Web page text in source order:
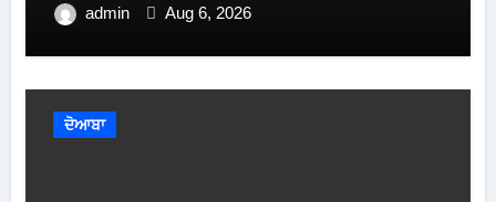
admin Aug 6, 2026
ਦੋਆਬਾ